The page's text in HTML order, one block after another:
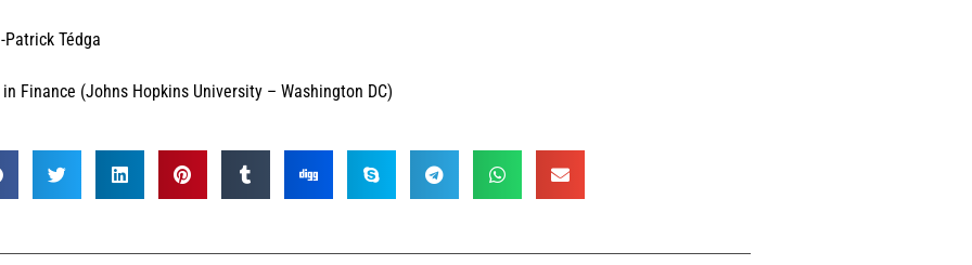
Patrick Tédga
in Finance (Johns Hopkins University – Washington DC)